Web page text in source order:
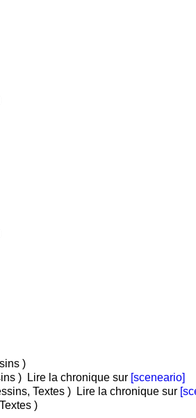
Textes, Dessins )
Dessins ) Lire la chronique sur [sceneario]
Pixels et les mini dinosaures / Jan 2012 ( Dessins, Textes ) Lire la chronique sur
2015 ( Dessins, Textes )